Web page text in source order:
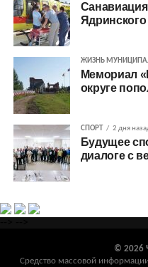
Ядринского
ЖИЗНЬ
Мемориал
округе
СПОРТ 2 дня
Будущее
диалоге с
© 2026
Средство массовой